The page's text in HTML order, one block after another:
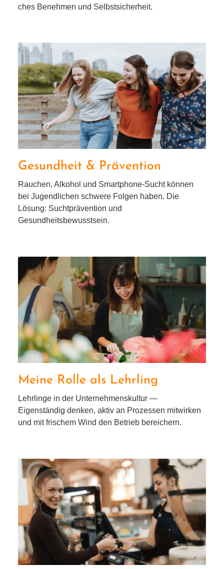
ches Benehmen und Selbstsicherheit.
Gesundheit & Prävention
Gesundheit & Prävention
Rauchen, Alkohol und Smartphone-Sucht kön­nen
bei Jugendlichen schwe­re Folgen haben. Die
Lösung: Suchtprävention und
Gesundheitsbewusstsein.
Meine Rolle als Lehrling
Meine Rolle als Lehrling
Lehrlinge in der Unternehmenskultur —
Eigenständig den­ken, aktiv an Prozessen mit­wir­ken
und mit fri­schem Wind den Betrieb bereichern.
Lehrlinge im Verkauf